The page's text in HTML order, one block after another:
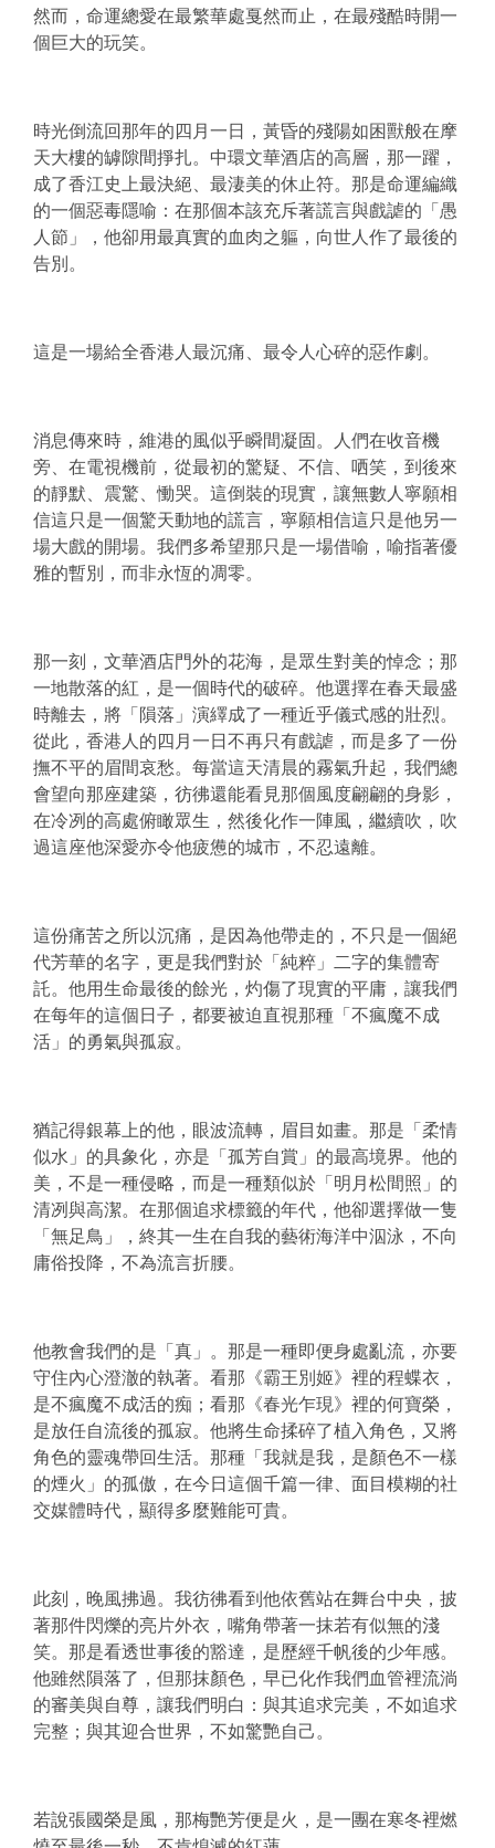
然而，命運總愛在最繁華處戛然而止，在最殘酷時開一
個巨大的玩笑。
時光倒流回那年的四月一日，黃昏的殘陽如困獸般在摩
天大樓的罅隙間掙扎。中環文華酒店的高層，那一躍，
成了香江史上最決絕、最淒美的休止符。那是命運編織
的一個惡毒隱喻：在那個本該充斥著謊言與戲謔的「愚
人節」，他卻用最真實的血肉之軀，向世人作了最後的
告別。
這是一場給全香港人最沉痛、最令人心碎的惡作劇。
消息傳來時，維港的風似乎瞬間凝固。人們在收音機
旁、在電視機前，從最初的驚疑、不信、哂笑，到後來
的靜默、震驚、慟哭。這倒裝的現實，讓無數人寧願相
信這只是一個驚天動地的謊言，寧願相信這只是他另一
場大戲的開場。我們多希望那只是一場借喻，喻指著優
雅的暫別，而非永恆的凋零。
那一刻，文華酒店門外的花海，是眾生對美的悼念；那
一地散落的紅，是一個時代的破碎。他選擇在春天最盛
時離去，將「隕落」演繹成了一種近乎儀式感的壯烈。
從此，香港人的四月一日不再只有戲謔，而是多了一份
撫不平的眉間哀愁。每當這天清晨的霧氣升起，我們總
會望向那座建築，彷彿還能看見那個風度翩翩的身影，
在冷冽的高處俯瞰眾生，然後化作一陣風，繼續吹，吹
過這座他深愛亦令他疲憊的城市，不忍遠離。
這份痛苦之所以沉痛，是因為他帶走的，不只是一個絕
代芳華的名字，更是我們對於「純粹」二字的集體寄
託。他用生命最後的餘光，灼傷了現實的平庸，讓我們
在每年的這個日子，都要被迫直視那種「不瘋魔不成
活」的勇氣與孤寂。
猶記得銀幕上的他，眼波流轉，眉目如畫。那是「柔情
似水」的具象化，亦是「孤芳自賞」的最高境界。他的
美，不是一種侵略，而是一種類似於「明月松間照」的
清冽與高潔。在那個追求標籤的年代，他卻選擇做一隻
「無足鳥」，終其一生在自我的藝術海洋中泅泳，不向
庸俗投降，不為流言折腰。
他教會我們的是「真」。那是一種即便身處亂流，亦要
守住內心澄澈的執著。看那《霸王別姬》裡的程蝶衣，
是不瘋魔不成活的痴；看那《春光乍現》裡的何寶榮，
是放任自流後的孤寂。他將生命揉碎了植入角色，又將
角色的靈魂帶回生活。那種「我就是我，是顏色不一樣
的煙火」的孤傲，在今日這個千篇一律、面目模糊的社
交媒體時代，顯得多麼難能可貴。
此刻，晚風拂過。我彷彿看到他依舊站在舞台中央，披
著那件閃爍的亮片外衣，嘴角帶著一抹若有似無的淺
笑。那是看透世事後的豁達，是歷經千帆後的少年感。
他雖然隕落了，但那抹顏色，早已化作我們血管裡流淌
的審美與自尊，讓我們明白：與其追求完美，不如追求
完整；與其迎合世界，不如驚艷自己。
若說張國榮是風，那梅艷芳便是火，是一團在寒冬裡燃